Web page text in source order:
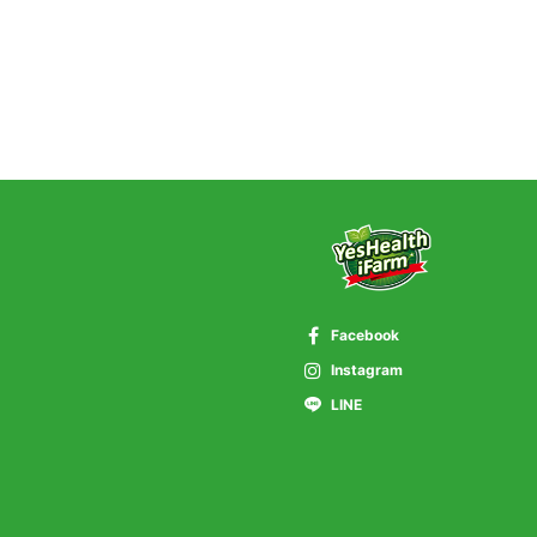
Facebook
Instagram
LINE